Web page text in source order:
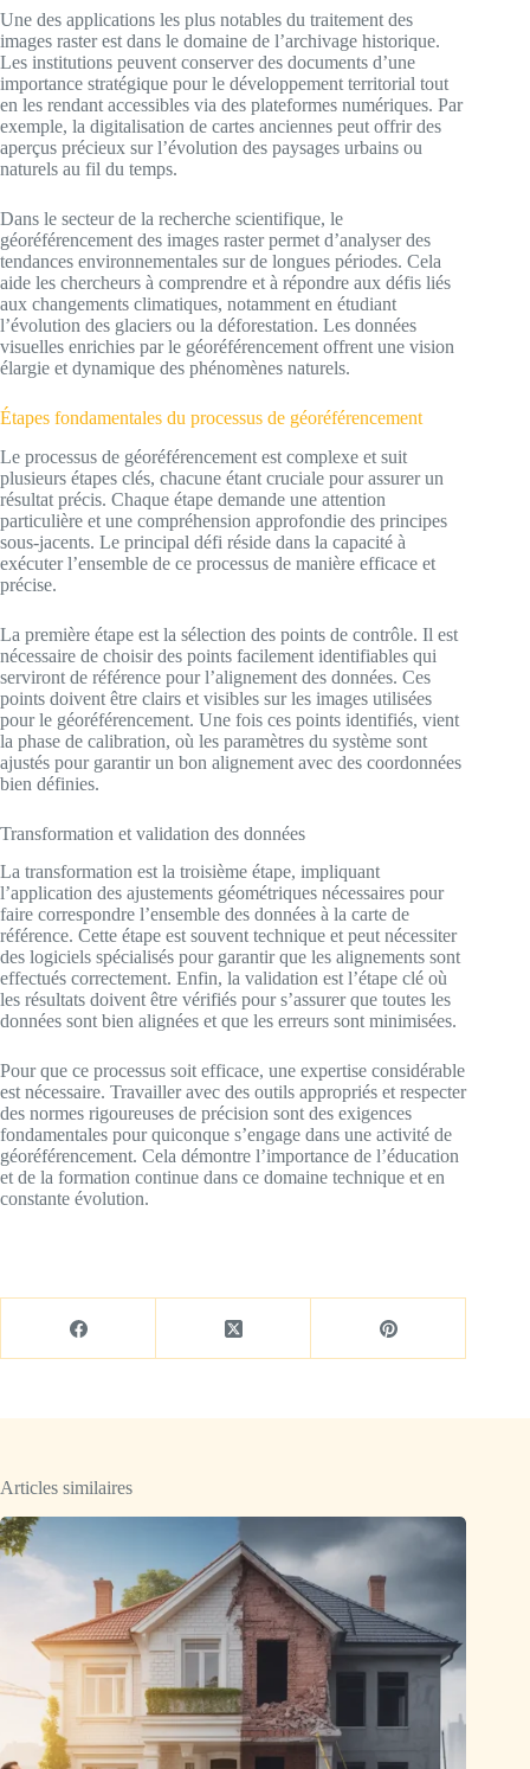
Une des applications les plus notables du traitement des
images raster est dans le domaine de l’archivage historique.
Les institutions peuvent conserver des documents d’une
importance stratégique pour le développement territorial tout
en les rendant accessibles via des plateformes numériques. Par
exemple, la digitalisation de cartes anciennes peut offrir des
aperçus précieux sur l’évolution des paysages urbains ou
naturels au fil du temps.
Dans le secteur de la recherche scientifique, le
géoréférencement des images raster permet d’analyser des
tendances environnementales sur de longues périodes. Cela
aide les chercheurs à comprendre et à répondre aux défis liés
aux changements climatiques, notamment en étudiant
l’évolution des glaciers ou la déforestation. Les données
visuelles enrichies par le géoréférencement offrent une vision
élargie et dynamique des phénomènes naturels.
Étapes fondamentales du processus de géoréférencement
Le processus de géoréférencement est complexe et suit
plusieurs étapes clés, chacune étant cruciale pour assurer un
résultat précis. Chaque étape demande une attention
particulière et une compréhension approfondie des principes
sous-jacents. Le principal défi réside dans la capacité à
exécuter l’ensemble de ce processus de manière efficace et
précise.
La première étape est la sélection des points de contrôle. Il est
nécessaire de choisir des points facilement identifiables qui
serviront de référence pour l’alignement des données. Ces
points doivent être clairs et visibles sur les images utilisées
pour le géoréférencement. Une fois ces points identifiés, vient
la phase de calibration, où les paramètres du système sont
ajustés pour garantir un bon alignement avec des coordonnées
bien définies.
Transformation et validation des données
La transformation est la troisième étape, impliquant
l’application des ajustements géométriques nécessaires pour
faire correspondre l’ensemble des données à la carte de
référence. Cette étape est souvent technique et peut nécessiter
des logiciels spécialisés pour garantir que les alignements sont
effectués correctement. Enfin, la validation est l’étape clé où
les résultats doivent être vérifiés pour s’assurer que toutes les
données sont bien alignées et que les erreurs sont minimisées.
Pour que ce processus soit efficace, une expertise considérable
est nécessaire. Travailler avec des outils appropriés et respecter
des normes rigoureuses de précision sont des exigences
fondamentales pour quiconque s’engage dans une activité de
géoréférencement. Cela démontre l’importance de l’éducation
et de la formation continue dans ce domaine technique et en
constante évolution.
Articles similaires